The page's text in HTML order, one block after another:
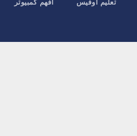
تعليم اوفيس افهم كمبيوتر